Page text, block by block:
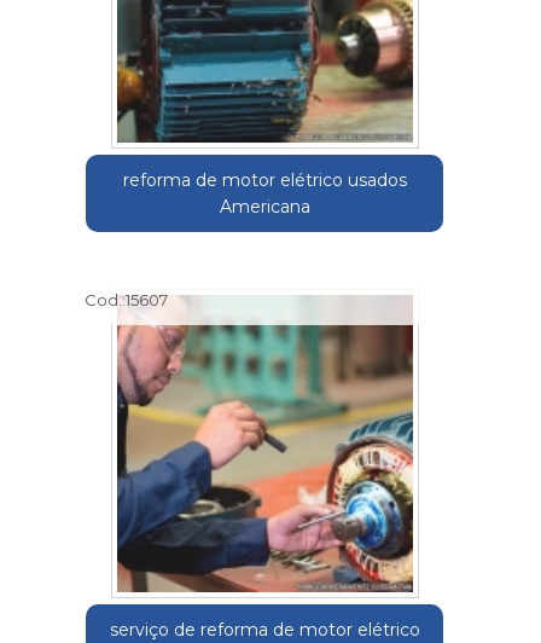
reforma de motor elétrico usados
Americana
Cod.:15607
serviço de reforma de motor elétrico